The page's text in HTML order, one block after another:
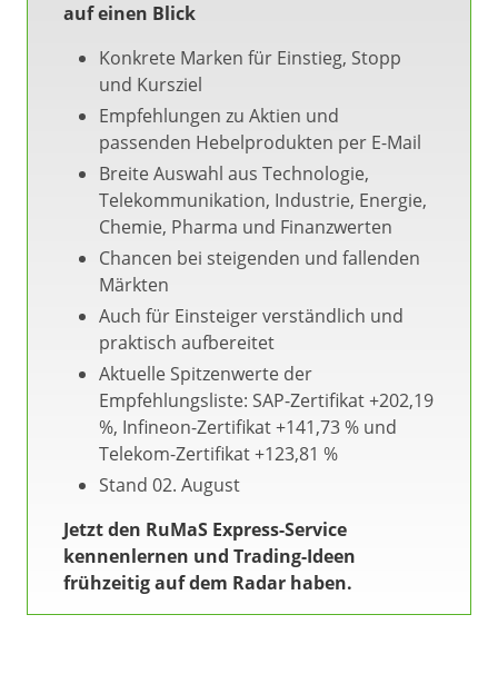
auf einen Blick
Konkrete Marken für Einstieg, Stopp
und Kursziel
Empfehlungen zu Aktien und
passenden Hebelprodukten per E-Mail
Breite Auswahl aus Technologie,
Telekommunikation, Industrie, Energie,
Chemie, Pharma und Finanzwerten
Chancen bei steigenden und fallenden
Märkten
Auch für Einsteiger verständlich und
praktisch aufbereitet
Aktuelle Spitzenwerte der
Empfehlungsliste: SAP-Zertifikat +202,19
%, Infineon-Zertifikat +141,73 % und
Telekom-Zertifikat +123,81 %
Stand 02. August
Jetzt den RuMaS Express-Service
kennenlernen und Trading-Ideen
frühzeitig auf dem Radar haben.